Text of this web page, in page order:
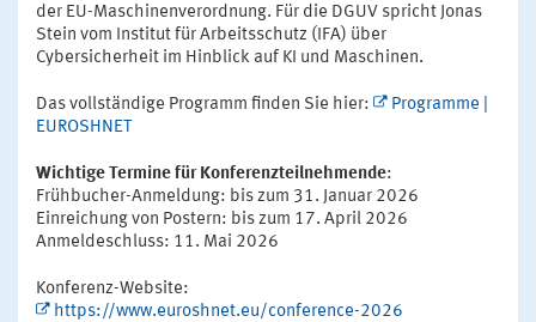
der EU-Maschinenverordnung. Für die DGUV spricht Jonas
Stein vom Institut für Arbeitsschutz (IFA) über
Cybersicherheit im Hinblick auf KI und Maschinen.
Das vollständige Programm finden Sie hier:
Programme |
EUROSHNET
Wichtige Termine für Konferenzteilnehmende:
Frühbucher-Anmeldung: bis zum 31. Januar 2026
Einreichung von Postern: bis zum 17. April 2026
Anmeldeschluss: 11. Mai 2026
Konferenz-Website:
https://www.euroshnet.eu/conference-2026